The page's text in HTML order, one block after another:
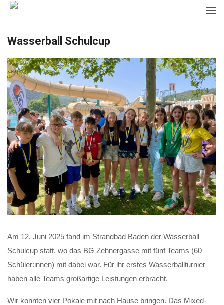
content
Wasserball Schulcup
Am 12. Juni 2025 fand im Strandbad Baden der Wasserball
Schulcup statt, wo das BG Zehnergasse mit fünf Teams (60
Schüler:innen) mit dabei war. Für ihr erstes Wasserballturnier
haben alle Teams großartige Leistungen erbracht.
Wir konnten vier Pokale mit nach Hause bringen. Das Mixed-